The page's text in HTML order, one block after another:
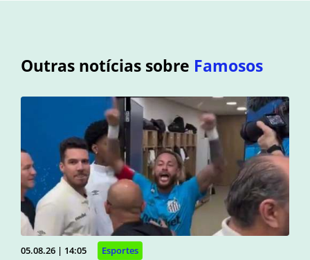
Outras notícias sobre Famosos
05.08.26 | 14:05 Esportes